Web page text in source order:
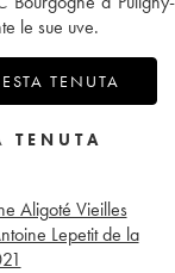
le sue uve.
TENUTA
TENUTA
Aligoté Vieilles
Lepetit de la